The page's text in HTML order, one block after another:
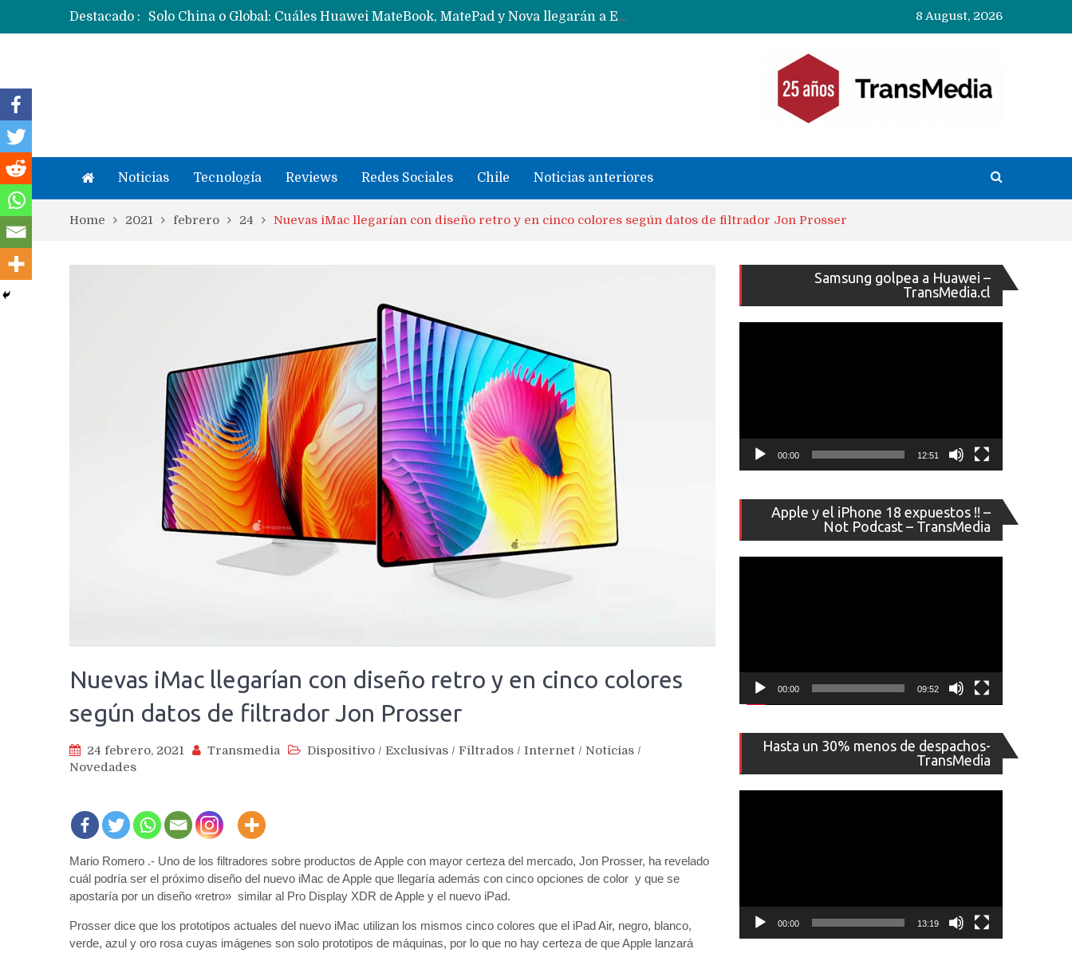
Destacado :
Data Centers de Huawei en Chile, México, Brasil,Perú y Argentina podrían verse afectados por arremetida de EE.UU
Fabricantes suben precios de teléfonos y ganan más dinero en un mercado donde Xiaomi alerta por no mejorar ventas
8 August, 2026
Noticias Tecnología Reviews Redes Sociales Chile Noticias anteriores
Home 2021 febrero 24 Nuevas iMac llegarían con diseño retro y en cinco colores según datos de filtrador Jon Prosser
Nuevas iMac llegarían con diseño retro y en cinco colores
según datos de filtrador Jon Prosser
24 febrero, 2021 Transmedia Dispositivo / Exclusivas / Filtrados / Internet / Noticias /
Novedades
Mario Romero .- Uno de los filtradores sobre productos de Apple con mayor certeza del mercado, Jon Prosser, ha revelado
cuál podría ser el próximo diseño del nuevo iMac de Apple que llegaría además con cinco opciones de color y que se
apostaría por un diseño «retro» similar al Pro Display XDR de Apple y el nuevo iPad.
Prosser dice que los prototipos actuales del nuevo iMac utilizan los mismos cinco colores que el iPad Air, negro, blanco,
verde, azul y oro rosa cuyas imágenes son solo prototipos de máquinas, por lo que no hay certeza de que Apple lanzará
Samsung golpea a Huawei –
TransMedia.cl
de
vídeo
00:00 12:51
Apple y el iPhone 18 expuestos !! –
Not Podcast – TransMedia
de
vídeo
00:00 09:52
Hasta un 30% menos de despachos-
TransMedia
de
vídeo
00:00 13:19